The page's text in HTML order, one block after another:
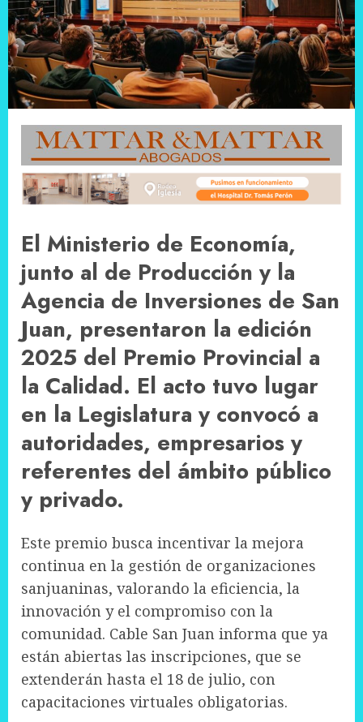
El Ministerio de Economía,
junto al de Producción y la
Agencia de Inversiones de San
Juan, presentaron la edición
2025 del Premio Provincial a
la Calidad. El acto tuvo lugar
en la Legislatura y convocó a
autoridades, empresarios y
referentes del ámbito público
y privado.
Este premio busca incentivar la mejora
continua en la gestión de organizaciones
sanjuaninas, valorando la eficiencia, la
innovación y el compromiso con la
comunidad. Cable San Juan informa que ya
están abiertas las inscripciones, que se
extenderán hasta el 18 de julio, con
capacitaciones virtuales obligatorias.